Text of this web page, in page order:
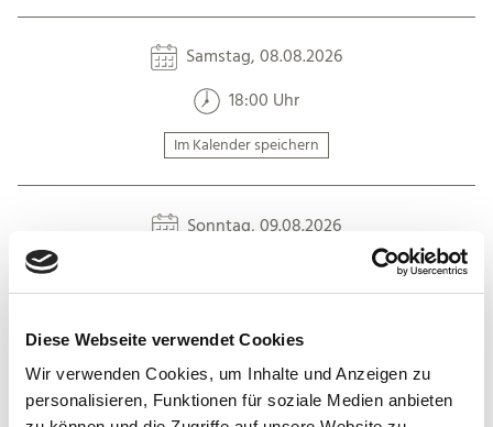
Diese Webseite verwendet Cookies
Wir verwenden Cookies, um Inhalte und Anzeigen zu
personalisieren, Funktionen für soziale Medien anbieten
Samstag, 08.08.2026
18:00 Uhr
Im Kalender speichern
Sonntag, 09.08.2026